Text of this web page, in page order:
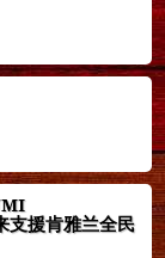
援肯雅兰全民